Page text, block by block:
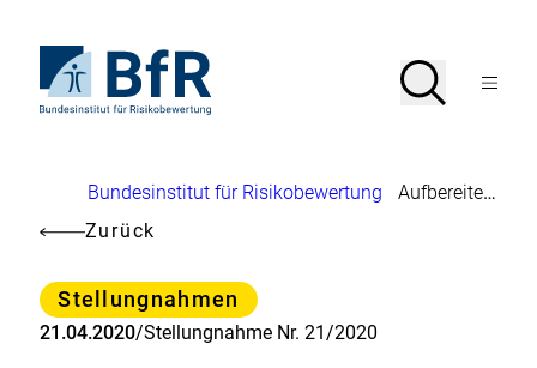
Seiteninhalt
springenStartseite
von
Suche
SucheMenü
Brotkrumennavigation
Bundesinstitut für Risikobewertung
Aufbereitete Abwässer: Bakterielle Krankheitserreger auf frischem Obst und Gemüse vermeiden
Zurück
Kategorie
Stellungnahmen
21.04.2020/Stellungnahme Nr. 21/2020